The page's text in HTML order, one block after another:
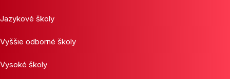
Jazykové školy
Vyššie odborné školy
Vysoké školy